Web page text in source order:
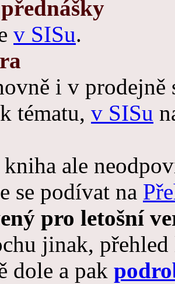
v SISu.
i v prodejně
tématu, v SISu
kniha ale
se podívat na
pro letošní
jinak, přehled
dole a pak